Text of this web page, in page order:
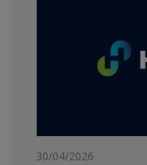
30/04/2026